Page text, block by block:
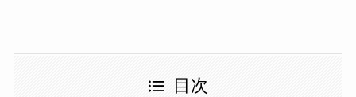
目次